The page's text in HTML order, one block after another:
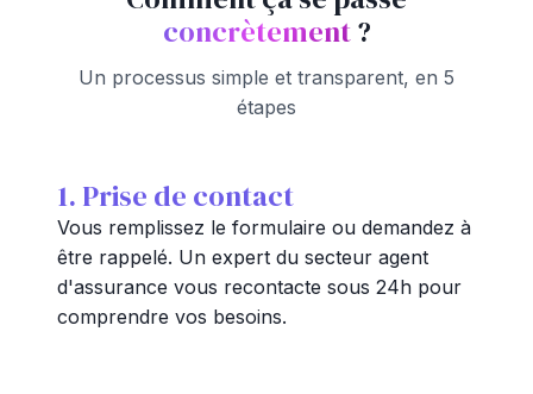
concrètement?
Un processus simple et transparent, en 5
étapes
1. Prise de contact
Vous remplissez le formulaire ou demandez à
être rappelé. Un expert du secteur agent
d'assurance vous recontacte sous 24h pour
comprendre vos besoins.